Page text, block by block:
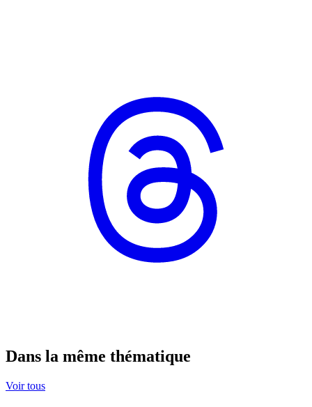
Dans la même thématique
Voir tous